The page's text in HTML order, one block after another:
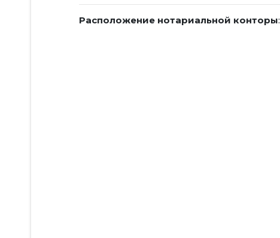
Расположение нотариальной конторы: